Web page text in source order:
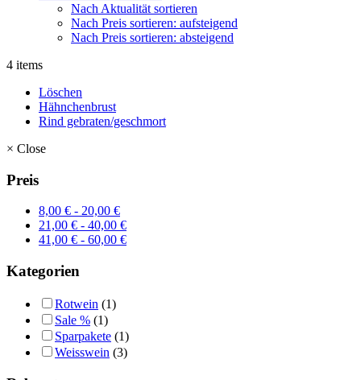
Nach Aktualität sortieren
Nach Preis sortieren: aufsteigend
Nach Preis sortieren: absteigend
4 items
Löschen
Hähnchenbrust
Rind gebraten/geschmort
× Close
Preis
8,00 € - 20,00 €
21,00 € - 40,00 €
41,00 € - 60,00 €
Kategorien
Rotwein (1)
Sale % (1)
Sparpakete (1)
Weisswein (3)